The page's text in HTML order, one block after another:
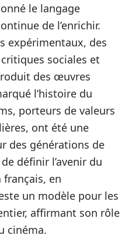
le langage
de l’enrichir.
expérimentaux, des
sociales et
des œuvres
l’histoire du
porteurs de valeurs
ont été une
des générations de
définir l’avenir du
en
un modèle pour les
affirmant son rôle
cinéma.